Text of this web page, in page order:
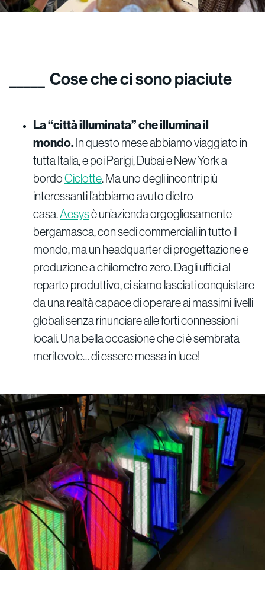
Cose che ci sono piaciute
La “città illuminata” che illumina il
mondo. In questo mese abbiamo viaggiato in
tutta Italia, e poi Parigi, Dubai e New York a
bordoCiclotte. Ma uno degli incontri più
interessanti l’abbiamo avuto dietro
casa.Aesysè un’azienda orgogliosamente
bergamasca, con sedi commerciali in tutto il
mondo, ma un headquarter di progettazione e
produzione a chilometro zero. Dagli uffici al
reparto produttivo, ci siamo lasciati conquistare
da una realtà capace di operare ai massimi livelli
globali senza rinunciare alle forti connessioni
locali. Una bella occasione che ci è sembrata
meritevole… di essere messa in luce!